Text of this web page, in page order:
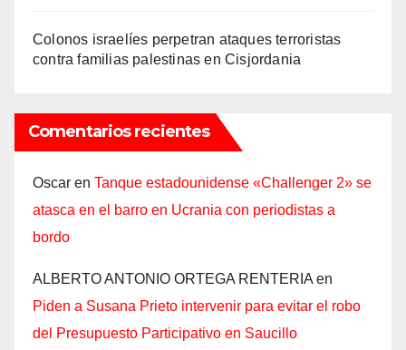
Colonos israelíes perpetran ataques terroristas
contra familias palestinas en Cisjordania
Comentarios recientes
Oscar en Tanque estadounidense «Challenger 2» se
atasca en el barro en Ucrania con periodistas a
bordo
ALBERTO ANTONIO ORTEGA RENTERIA en
Piden a Susana Prieto intervenir para evitar el robo
del Presupuesto Participativo en Saucillo